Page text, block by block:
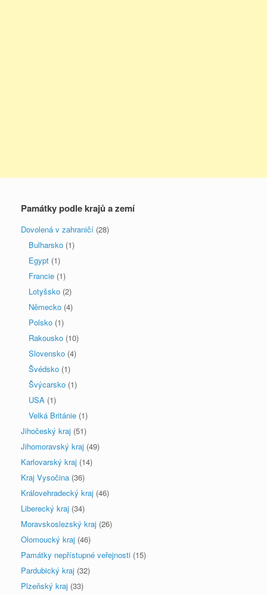
Památky podle krajů a zemí
Dovolená v zahraničí (28)
Bulharsko (1)
Egypt (1)
Francie (1)
Lotyšsko (2)
Německo (4)
Polsko (1)
Rakousko (10)
Slovensko (4)
Švédsko (1)
Švýcarsko (1)
USA (1)
Velká Británie (1)
Jihočeský kraj (51)
Jihomoravský kraj (49)
Karlovarský kraj (14)
Kraj Vysočina (36)
Královehradecký kraj (46)
Liberecký kraj (34)
Moravskoslezský kraj (26)
Olomoucký kraj (46)
Památky nepřístupné veřejnosti (15)
Pardubický kraj (32)
Plzeňský kraj (33)